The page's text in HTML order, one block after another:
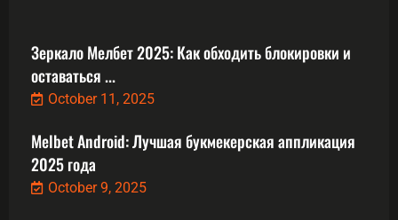
Зеркало Мелбет 2025: Как обходить блокировки и
оставаться ...
October 11, 2025
Melbet Android: Лучшая букмекерская аппликация
2025 года
October 9, 2025